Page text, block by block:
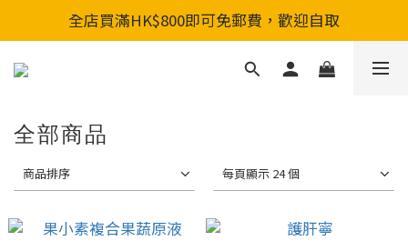
全店買滿HK$800即可免郵費，歡迎自取
全店買滿HK$800即可免郵費，歡迎自取
新會員入會享首單88折&購物金HKD200
全部商品
商品排序 每頁顯示 24 個